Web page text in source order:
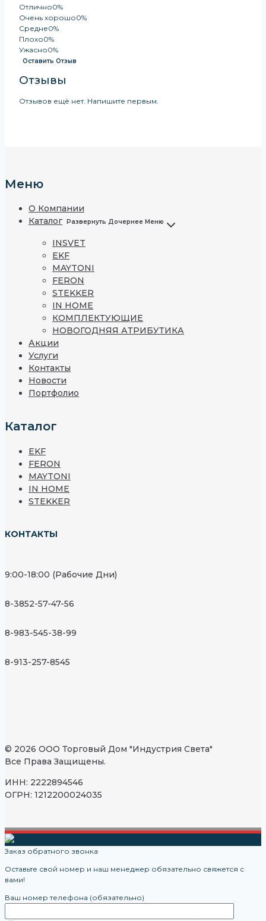
Отлично0%
Очень хорошо0%
Средне0%
Плохо0%
Ужасно0%
Оставить Отзыв
Отзывы
Отзывов ещё нет. Напишите первым.
Меню
О Компании
Каталог
Развернуть Дочернее Меню
INSVET
EKF
MAYTONI
FERON
STEKKER
IN HOME
КОМПЛЕКТУЮЩИЕ
НОВОГОДНЯЯ АТРИБУТИКА
Акции
Услуги
Контакты
Новости
Портфолио
Каталог
EKF
FERON
MAYTONI
IN HOME
STEKKER
КОНТАКТЫ
9:00-18:00 (Рабочие Дни)
8-3852-57-47-56
8-983-545-38-99
8-913-257-8545
© 2026 ООО Торговый Дом "Индустрия Света"
Все Права Защищены.
ИНН: 2222894546
ОГРН: 1212200024035
Заказ обратного звонка
Оставьте свой номер и наш менеджер обязательно свяжется с
вами!
Ваш номер телефона (обязательно)